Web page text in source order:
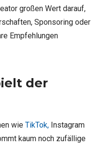
großen Wert darauf,
Sponsoring oder
Empfehlungen
der
wie TikTok, Instagram
kaum noch zufällige